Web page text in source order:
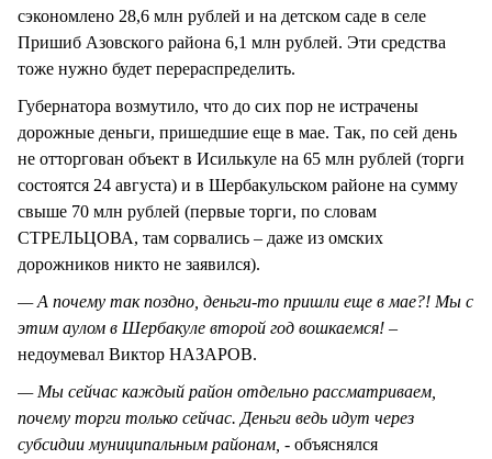
сэкономлено 28,6 млн рублей и на детском саде в селе
Пришиб Азовского района 6,1 млн рублей. Эти средства
тоже нужно будет перераспределить.
Губернатора возмутило, что до сих пор не истрачены
дорожные деньги, пришедшие еще в мае. Так, по сей день
не отторгован объект в Исилькуле на 65 млн рублей (торги
состоятся 24 августа) и в Шербакульском районе на сумму
свыше 70 млн рублей (первые торги, по словам
СТРЕЛЬЦОВА, там сорвались – даже из омских
дорожников никто не заявился).
— А почему так поздно, деньги-то пришли еще в мае?! Мы с
этим аулом в Шербакуле второй год вошкаемся! –
недоумевал Виктор НАЗАРОВ.
— Мы сейчас каждый район отдельно рассматриваем,
почему торги только сейчас. Деньги ведь идут через
субсидии муниципальным районам, - объяснялся